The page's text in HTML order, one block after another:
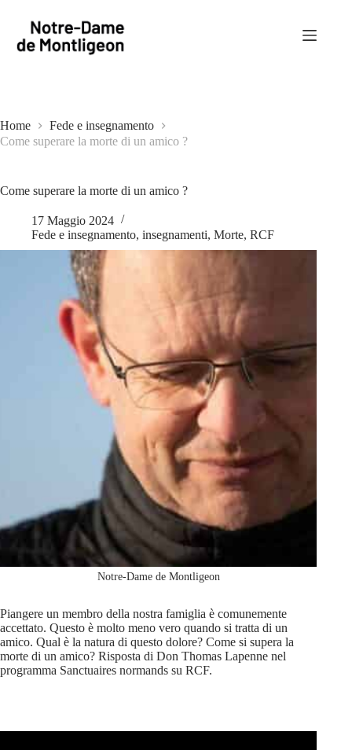
contenuto
Home
Fede e insegnamento
Come superare la morte di un amico ?
Come superare la morte di un amico ?
17 Maggio 2024
Fede e insegnamento, insegnamenti, Morte, RCF
Notre-Dame de Montligeon
Piangere un membro della nostra famiglia è comunemente
accettato. Questo è molto meno vero quando si tratta di un
amico. Qual è la natura di questo dolore? Come si supera la
morte di un amico? Risposta di Don Thomas Lapenne nel
programma Sanctuaires normands su RCF.